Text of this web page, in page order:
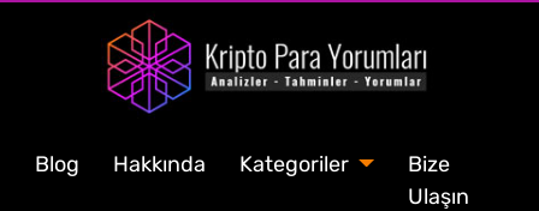
Blog Hakkında Kategoriler
Bize
Ulaşın